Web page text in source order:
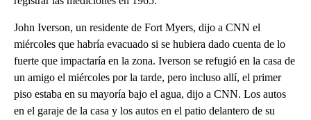
John Iverson, un residente de Fort Myers, dijo a CNN el
miércoles que habría evacuado si se hubiera dado cuenta de lo
fuerte que impactaría en la zona. Iverson se refugió en la casa de
un amigo el miércoles por la tarde, pero incluso allí, el primer
piso estaba en su mayoría bajo el agua, dijo a CNN. Los autos
en el garaje de la casa y los autos en el patio delantero de su